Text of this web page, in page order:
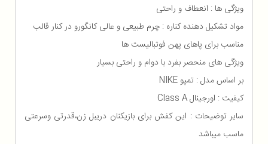
ویژگی ها : انعطاف و راحتی
مواد تشکیل دهنده کناره : چرم طبیعی و عالی کانگورو در کنار قالب
مناسب برای پاهای پهن فوتبالیست ها
ویژگی های منحصر بفرد با دوام و راحتی بسیار
بر اساس مدل : تمپو NIKE
کیفیت : اورجینال Class A
سایر توضیحات : این کفش برای بازیکنان دریبل زن،قدرتی وسرعتی
ماسب میباشد